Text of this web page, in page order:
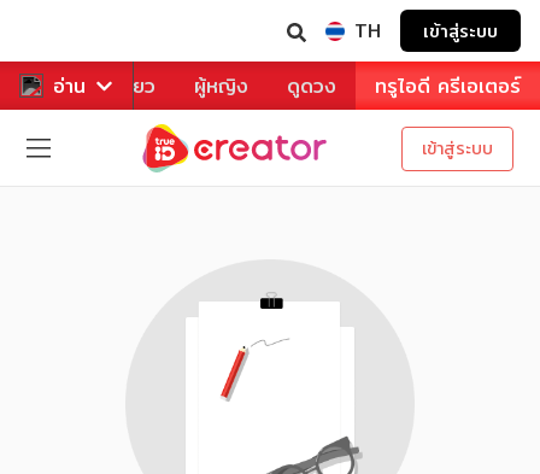
TH เข้าสู่ระบบ
อ่าน
หาร ท่องเที่ยว ผู้หญิง ดูดวง ทรูไอดี ครีเอเตอร์
เข้าสู่ระบบ